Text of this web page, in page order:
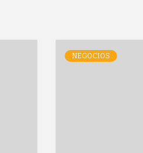
NEGOCIOS